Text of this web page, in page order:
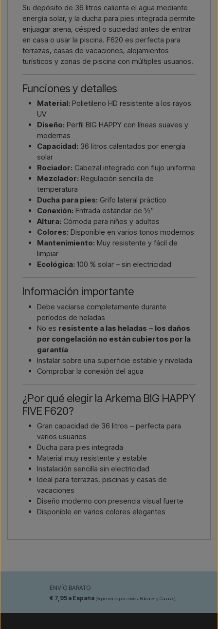
Su depósito de 36 litros calienta el agua mediante
energía solar, y la ducha para pies integrada permite
enjuagar arena, césped o suciedad antes de entrar
en casa o usar la piscina. F620 es perfecta para
terrazas, casas de vacaciones, alojamientos
turísticos y zonas de piscina con múltiples usuarios.
Funciones y detalles
Material: Polietileno HD resistente a los rayos
UV
Diseño: Perfil BIG HAPPY con líneas suaves y
modernas
Capacidad: 36 litros calentados por energía
solar
Rociador: Cabezal integrado con flujo uniforme
Mezclador: Regulación sencilla de
temperatura
Ducha para pies: Grifo lateral práctico
Conexión: Entrada estándar de ½″
Altura: Cómoda para niños y adultos
Colores: Disponible en varios tonos modernos
Mantenimiento: Muy resistente y fácil de
limpiar
Ecológica: 100 % solar – sin electricidad
Información importante
Debe vaciarse completamente durante
períodos de heladas
No es resistente a las heladas – los daños
por congelación no están cubiertos por la
garantía
Instalar sobre una superficie estable y nivelada
Comprobar la conexión del agua
¿Por qué elegir la Arkema BIG HAPPY
FIVE F620?
Gran capacidad de 36 litros – perfecta para
varios usuarios
Ducha para pies integrada
Material muy resistente y estable
Instalación sencilla sin electricidad
Ideal para terrazas, piscinas y casas de
vacaciones
Diseño moderno con presencia visual fuerte
Disponible en varios colores elegantes
ENVÍO BARATO
€ 7,95 a España (Suplemento por envío a Baleares y Canarias)